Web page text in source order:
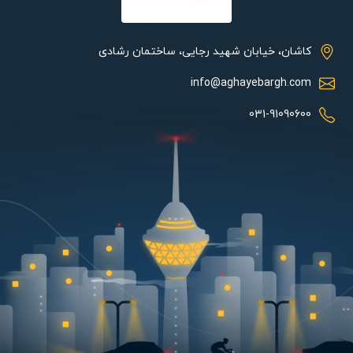
لامپ پارمیس راندمان بالایی دارد به نحوی که بخش عمده انرژی
مصرفی را صرف تولید نور می کند. لامپ SMD وات بالای پارمیس
کیفیت ساخت بسیاری بالایی دارد به طوریکه در صورت مصرف مدام
هیچگونه افت نوری مشاهده نخواهد شد. این لامپ حبابی وات بالا طول
عمر بیشتری نسبت به لامپ رشته ای و لامپ clf دارند. توان مصرفی
این لامپ برابر 100 وات است. لامپ حبابی دارای بهره نوری 11000 لومن بر
وات بوده و دارای شاخص رنگ نمایی بیش از 80 درصد می باشد که
باعث می شود اشیا در محیط نصب به رنگ های واقعی خودشان دیده
کاشان، خیابان شهید رجایی، ساختمان رشادی
info@aghayebargh.com
031-91090600